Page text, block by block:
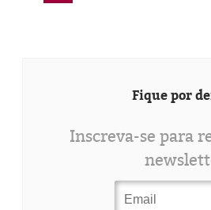
Fique por
Inscreva-se para